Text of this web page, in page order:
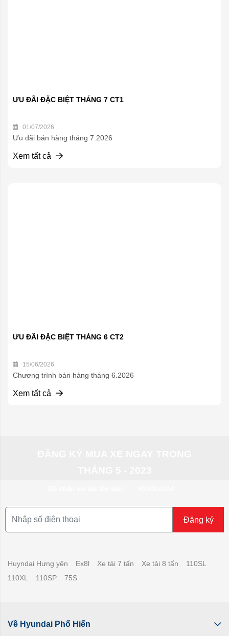
ƯU ĐÃI ĐẶC BIỆT THÁNG 7 CT1
01/07/2026
Ưu đãi bán hàng tháng 7.2026
Xem tất cả
ƯU ĐÃI ĐẶC BIỆT THÁNG 6 CT2
15/06/2026
Chương trình bán hàng tháng 6.2026
Xem tất cả
Đăng ký
Huyndai Hưng yên Ex8l Xe tải 7 tấn Xe tải 8 tấn
110SL
110XL
110SP 75S
Về Hyundai Phố Hiến